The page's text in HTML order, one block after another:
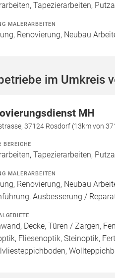
Tapezierarbeiten,
MALERARBEITEN
Renovierung, Neubau
im Umkreis
MH
37124 Rosdorf (13km von
BEREICHE
Tapezierarbeiten,
MALERARBEITEN
Renovierung, Neubau
Ausbesserung /
Decke, Türen / Zargen,
Fliesenoptik, Steinoptik,